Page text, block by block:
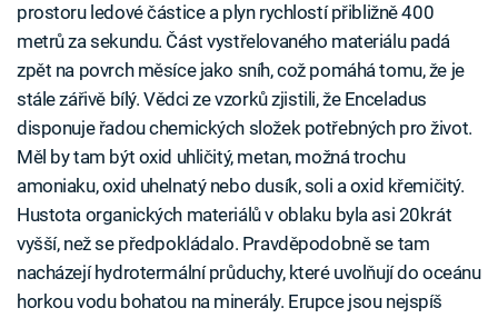
prostoru ledové částice a plyn rychlostí přibližně 400
metrů za sekundu. Část vystřelovaného materiálu padá
zpět na povrch měsíce jako sníh, což pomáhá tomu, že je
stále zářivě bílý. Vědci ze vzorků zjistili, že Enceladus
disponuje řadou chemických složek potřebných pro život.
Měl by tam být oxid uhličitý, metan, možná trochu
amoniaku, oxid uhelnatý nebo dusík, soli a oxid křemičitý.
Hustota organických materiálů v oblaku byla asi 20krát
vyšší, než se předpokládalo. Pravděpodobně se tam
nacházejí hydrotermální průduchy, které uvolňují do oceánu
horkou vodu bohatou na minerály. Erupce jsou nejspíš